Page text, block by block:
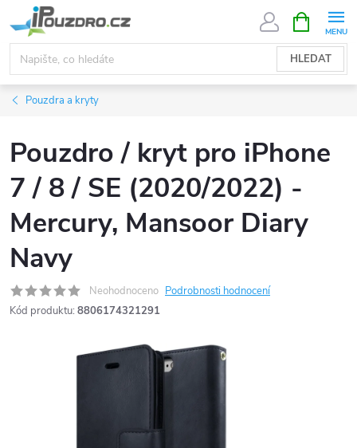
na
obsah
HLEDAT
NÁKUPNÍ
KOŠÍK
Pouzdra a kryty
Pouzdro / kryt pro iPhone
7 / 8 / SE (2020/2022) -
Mercury, Mansoor Diary
Navy
Neohodnoceno Podrobnosti hodnocení
Kód produktu: 8806174321291